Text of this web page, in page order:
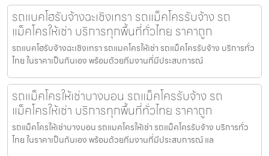
รถแบคโฮรับจ้างฉะเชิงเทรา รถแม็คโครรับจ้าง รถ
แม็คโครให้เช่า บริการทุกพื้นที่ทั่วไทย ราคาถูก
รถแบคโฮรับจ้างฉะเชิงเทรา รถแมคโครให้เช่า รถแม็คโครรับจ้าง บริการทั่ว
ไทย ในราคาเป็นกันเอง พร้อมด้วยทีมงานที่มีประสบการณ์
รถแม็คโครให้เช่าบางบอน รถแม็คโครรับจ้าง รถ
แม็คโครให้เช่า บริการทุกพื้นที่ทั่วไทย ราคาถูก
รถแม็คโครให้เช่าบางบอน รถแมคโครให้เช่า รถแม็คโครรับจ้าง บริการทั่ว
ไทย ในราคาเป็นกันเอง พร้อมด้วยทีมงานที่มีประสบการณ์ แล